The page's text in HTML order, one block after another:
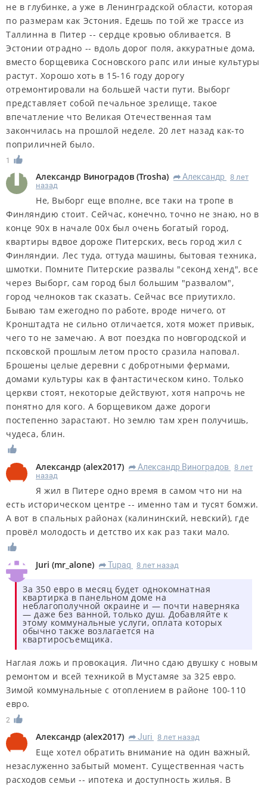
не в глубинке, а уже в Ленинградской области, которая
по размерам как Эстония. Едешь по той же трассе из
Таллинна в Питер -- сердце кровью обливается. В
Эстонии отрадно -- вдоль дорог поля, аккуратные дома,
вместо борщевика Сосновского рапс или иные культуры
растут. Хорошо хоть в 15-16 году дорогу
отремонтировали на большей части пути. Выборг
представляет собой печальное зрелище, такое
впечатление что Великая Отечественная там
закончилась на прошлой неделе. 20 лет назад как-то
поприличней было.
1
Александр Виноградов (Trosha) R Александр
8 лет
назад
Не, Выборг еще вполне, все таки на тропе в
Финляндию стоит. Сейчас, конечно, точно не знаю, но в
конце 90х в начале 00х был очень богатый город,
квартиры вдвое дороже Питерских, весь город жил с
Финляндии. Лес туда, оттуда машины, бытовая техника,
шмотки. Помните Питерские развалы "секонд хенд", все
через Выборг, сам город был большим "развалом",
город челноков так сказать. Сейчас все приутихло.
Бываю там ежегодно по работе, вроде ничего, от
Кронштадта не сильно отличается, хотя может привык,
чего то не замечаю. А вот поездка по новгородской и
псковской прошлым летом просто сразила наповал.
Брошены целые деревни с добротными фермами,
домами культуры как в фантастическом кино. Только
церкви стоят, некоторые действуют, хотя напрочь не
понятно для кого. А борщевиком даже дороги
постепенно зарастают. Но землю там хрен получишь,
чудеса, блин.
Александр (alex2017) R Александр Виноградов
8 лет
назад
Я жил в Питере одно время в самом что ни на
есть историческом центре -- именно там и тусят бомжи.
А вот в спальных районах (калининский, невский), где
провёл молодость и детство их как раз таки мало.
Juri (mr_alone) R Tupaq 8 лет назад
За 350 евро в месяц будет однокомнатная
квартирка в панельном доме на
неблагополучной окраине и — почти наверняка
— даже без ванной, только душ. Добавляйте к
этому коммунальные услуги, оплата которых
обычно также возлагается на
квартиросъемщика.
Наглая ложь и провокация. Лично сдаю двушку с новым
ремонтом и всей техникой в Мустамяе за 325 евро.
Зимой коммунальные с отоплением в районе 100-110
евро.
2
Александр (alex2017) R Juri 8 лет назад
Еще хотел обратить внимание на один важный,
незаслуженно забытый момент. Существенная часть
расходов семьи -- ипотека и доступность жилья. В